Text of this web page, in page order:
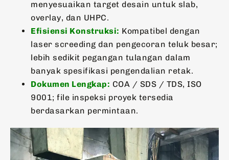
menyesuaikan target desain untuk slab,
overlay, dan UHPC.
Efisiensi Konstruksi: Kompatibel dengan
laser screeding dan pengecoran teluk besar;
lebih sedikit pegangan tulangan dalam
banyak spesifikasi pengendalian retak.
Dokumen Lengkap: COA / SDS / TDS, ISO
9001; file inspeksi proyek tersedia
berdasarkan permintaan.